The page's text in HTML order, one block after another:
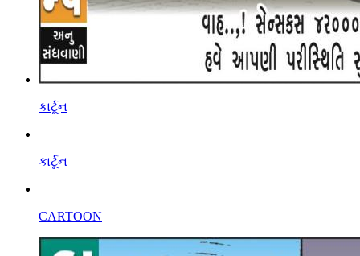
કાર્ટૂન
કાર્ટૂન
CARTOON